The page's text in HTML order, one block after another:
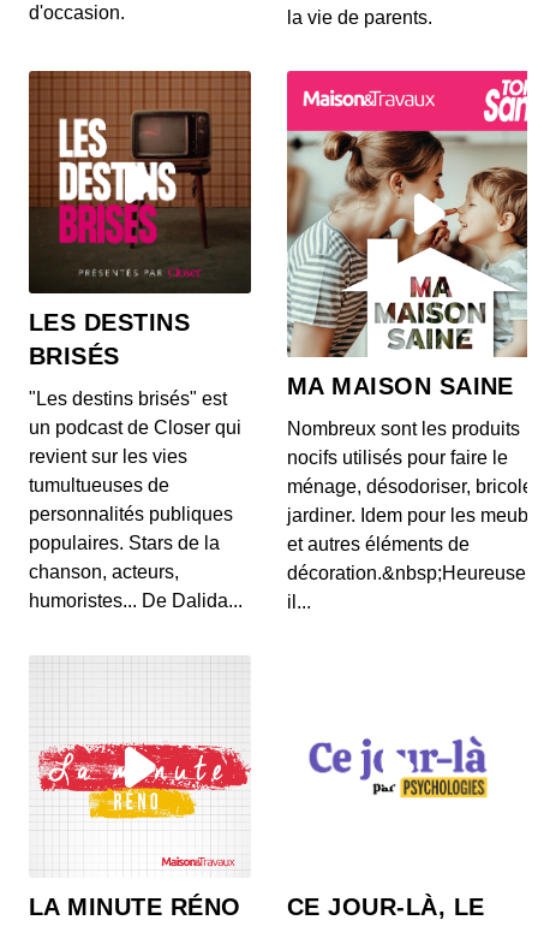
d'occasion. la vie de parents.
LES DESTINS
BRISÉS
"Les destins brisés" est
un podcast de Closer qui
revient sur les vies
tumultueuses de
personnalités publiques
populaires. Stars de la
chanson, acteurs,
humoristes... De Dalida...
MA MAISON SAINE
Nombreux sont les produits
nocifs utilisés pour faire le
ménage, désodoriser,
jardiner. Idem pour les
et autres éléments de
il...
LA MINUTE RÉNO
CE JOUR-LÀ, LE